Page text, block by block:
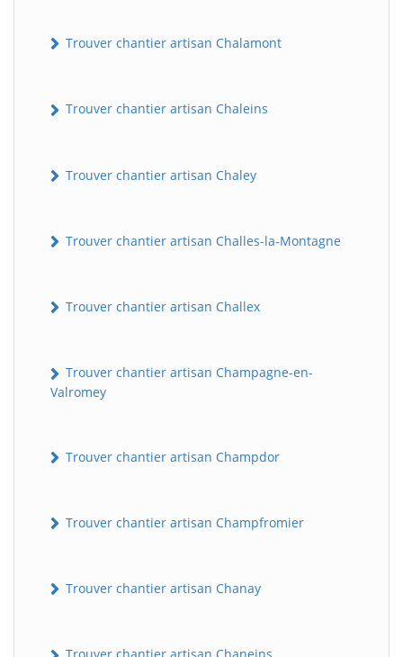
Trouver chantier artisan Chalamont
Trouver chantier artisan Chaleins
Trouver chantier artisan Chaley
Trouver chantier artisan Challes-la-Montagne
Trouver chantier artisan Challex
Trouver chantier artisan Champagne-en-
Valromey
Trouver chantier artisan Champdor
Trouver chantier artisan Champfromier
Trouver chantier artisan Chanay